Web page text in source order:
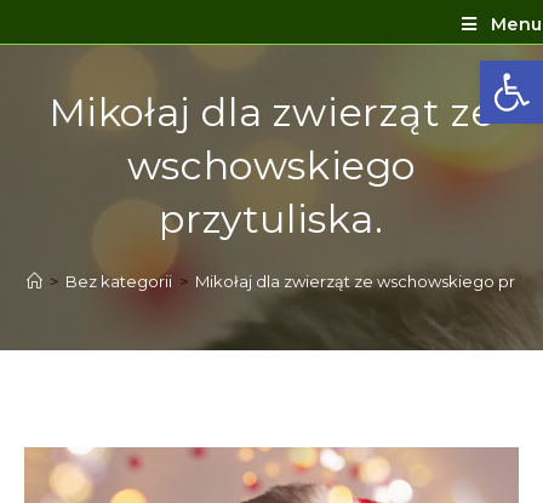
Menu
Mikołaj dla zwierząt ze
wschowskiego
przytuliska.
> Bez kategorii > Mikołaj dla zwierząt ze wschowskiego